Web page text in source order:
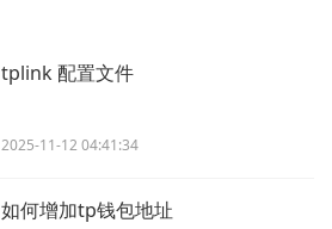
tplink 配置文件
2025-11-12 04:41:34
如何增加tp钱包地址